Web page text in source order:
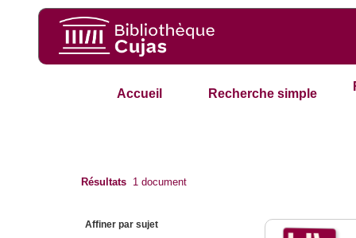
Accueil Recherche simple
Résultats 1 document
Affiner par sujet